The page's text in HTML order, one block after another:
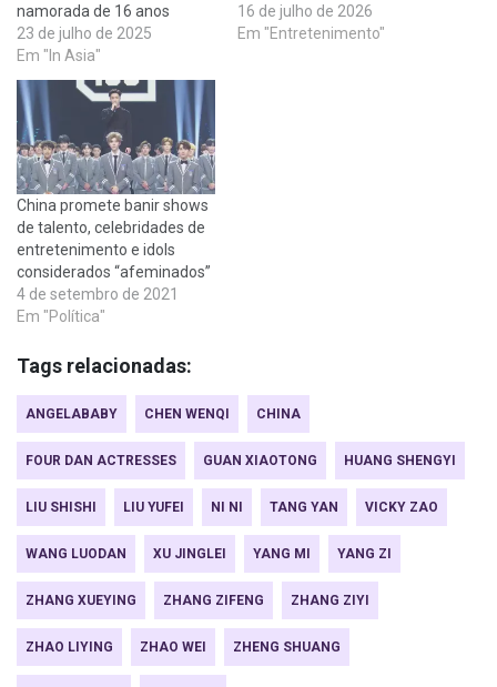
namorada de 16 anos
23 de julho de 2025
Em "In Asia"
16 de julho de 2026
Em "Entretenimento"
China promete banir shows
de talento, celebridades de
entretenimento e idols
considerados “afeminados”
4 de setembro de 2021
Em "Política"
Tags relacionadas:
ANGELABABY CHEN WENQI CHINA
FOUR DAN ACTRESSES GUAN XIAOTONG HUANG SHENGYI
LIU SHISHI LIU YUFEI NI NI TANG YAN VICKY ZAO
WANG LUODAN XU JINGLEI YANG MI YANG ZI
ZHANG XUEYING ZHANG ZIFENG ZHANG ZIYI
ZHAO LIYING ZHAO WEI ZHENG SHUANG